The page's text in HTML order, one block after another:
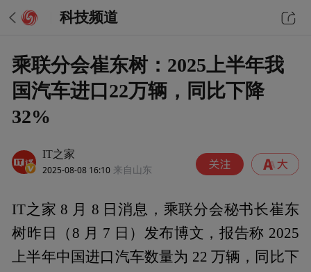
科技频道
乘联分会崔东树：2025上半年我
国汽车进口22万辆，同比下降
32%
IT之家
2025-08-08 16:10 来自山东
IT之家 8 月 8 日消息，乘联分会秘书长崔东
树昨日（8 月 7 日）发布博文，报告称 2025
上半年中国进口汽车数量为 22 万辆，同比下